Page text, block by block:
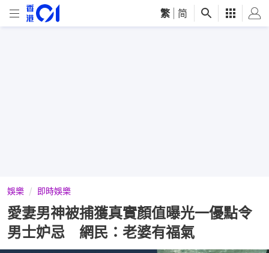
繁 简
娛樂 即時娛樂
愛妻男神被捕獲真實顏值曝光一優點令
男士妒忌 網民：老婆有福氣